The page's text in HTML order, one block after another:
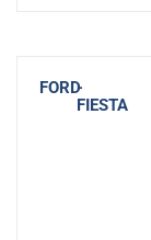
FORD-
FIESTA